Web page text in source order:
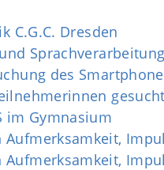
C.G.C. Dresden
des
gesucht
im Gymnasium
Aufmerksamkeit,
Aufmerksamkeit,